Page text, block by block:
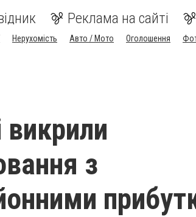
Реклама на сайті
Нерухомість Авто / Мото Оголошення
викрили
з